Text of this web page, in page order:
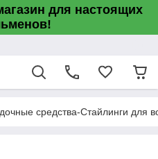
для настоящих
средства-Стайлинги